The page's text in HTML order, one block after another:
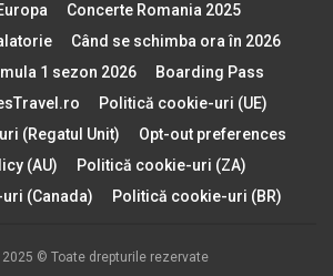
Concerte Romania 2025
Când se schimba ora în 2026
1 sezon 2026
Boarding Pass
Politică cookie-uri (UE)
(Regatul Unit)
Opt-out preferences
(AU)
Politică cookie-uri (ZA)
(Canada)
Politică cookie-uri (BR)
2025 © Toate drepturile rezervate